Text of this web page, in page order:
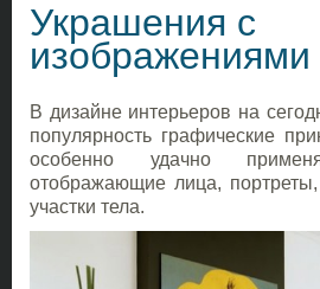
Украшения с
В дизайне интерьеров на
популярность графические
особенно удачно
отображающие лица,
участки тела.